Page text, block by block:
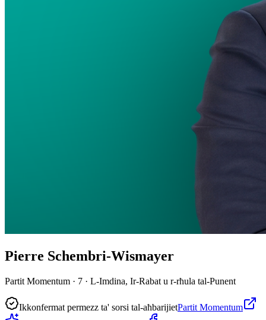
Pierre Schembri-Wismayer
Partit Momentum · 7 · L-Imdina, Ir-Rabat u r-rħula tal-Punent
Ikkonfermat permezz ta' sorsi tal-aħbarijietPartit Momentum